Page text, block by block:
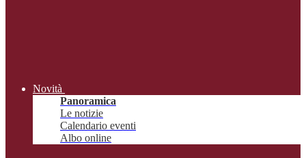
Novità
Panoramica
Le notizie
Calendario eventi
Albo online